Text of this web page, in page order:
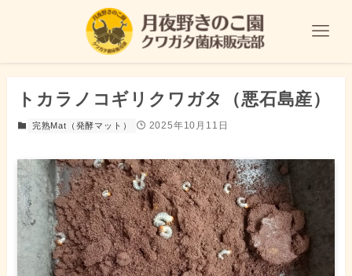
トカラノコギリクワガタ（悪石島産）
完熟Mat（発酵マット） 2025年10月11日